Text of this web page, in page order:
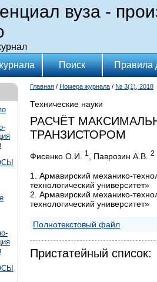
вуза -
Поиск Правила
Главная / Номера журнала / № 3(1), 2018
Технические науки
РАСЧЁТ
ТРАНЗИСТОРОМ
Фисенко О.И. 1 , Паврозин А.В. 2
1. Армавирский механико-
технологический университет»
2. Армавирский механико-
технологический университет»
Полнотекстовый файл
Пристатейный список: